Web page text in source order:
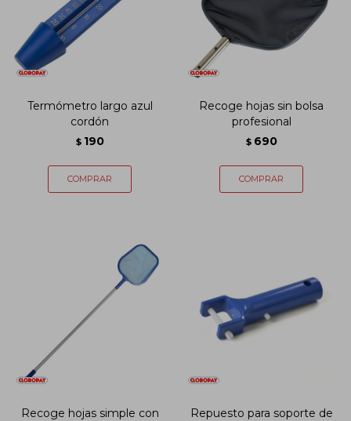
Termómetro largo azul
cordón
$ 190
Recoge hojas sin bolsa
profesional
$ 690
Recoge hojas simple con
Repuesto para soporte de